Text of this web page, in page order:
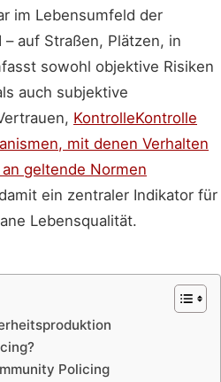
im Lebensumfeld der
auf Straßen, Plätzen, in
sowohl objektive Risiken
auch subjektive
KontrolleKontrolle
mit denen Verhalten
geltende Normen
ein zentraler Indikator für
Lebensqualität.
Policing